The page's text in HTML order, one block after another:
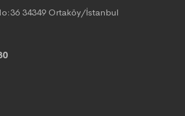
34349 Ortaköy/İstanbul